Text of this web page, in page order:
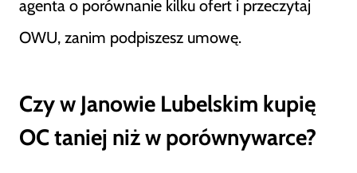
agenta o porównanie kilku ofert i przeczytaj
OWU, zanim podpiszesz umowę.
Czy w Janowie Lubelskim kupię
OC taniej niż w porównywarce?